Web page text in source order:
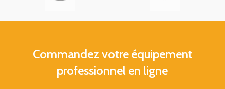
Commandez votre équipement
professionnel en ligne